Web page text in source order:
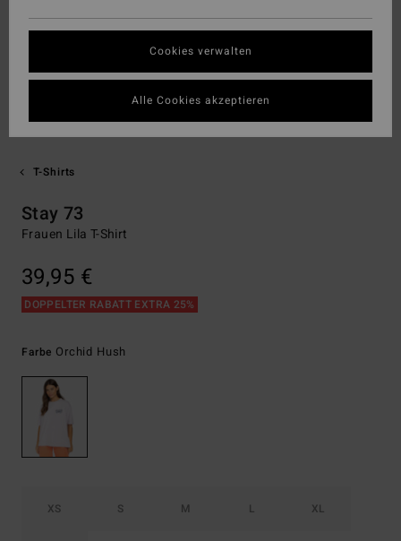
T-Shirts
Stay 73
Frauen Lila T-Shirt
39,95 €
DOPPELTER RABATT EXTRA 25%
Farbe Orchid Hush
XS S M L XL
Cookies verwalten
Alle Cookies akzeptieren